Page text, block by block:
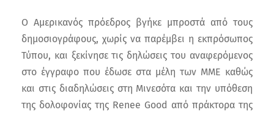
Ο Αμερικανός πρόεδρος βγήκε μπροστά από τους
δημοσιογράφους, χωρίς να παρέμβει η εκπρόσωπος
Τύπου, και ξεκίνησε τις δηλώσεις του αναφερόμενος
στο έγγραφο που έδωσε στα μέλη των ΜΜΕ καθώς
και στις διαδηλώσεις στη Μινεσότα και την υπόθεση
της δολοφονίας της Renee Good από πράκτορα της